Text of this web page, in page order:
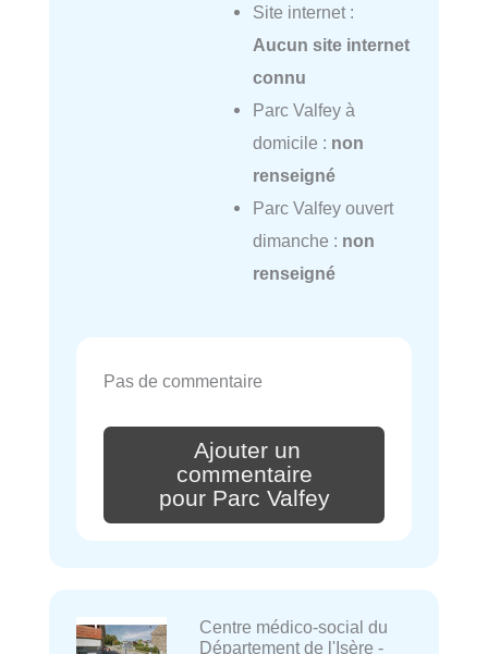
Site internet :
Aucun site internet
connu
Parc Valfey à
domicile : non
renseigné
Parc Valfey ouvert
dimanche : non
renseigné
Pas de commentaire
Ajouter un
commentaire
pour Parc Valfey
Centre médico-social du
Département de l'Isère -